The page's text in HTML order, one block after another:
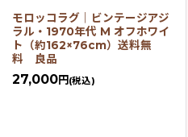
モロッコラグ｜ビンテージアジ
ラル・1970年代 M オフホワイ
ト（約162×76cm）送料無
料 良品
27,000円 (税込)